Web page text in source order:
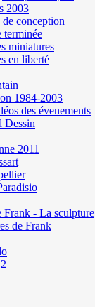
2003
de conception
terminée
miniatures
en liberté
1984-2003
des évenements
Dessin
2011
Frank - La sculpture
de Frank